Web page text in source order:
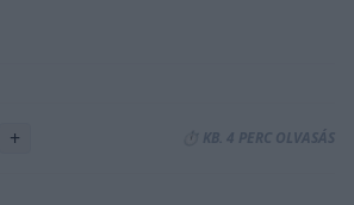
+ ⏱️ KB. 4 PERC OLVASÁS